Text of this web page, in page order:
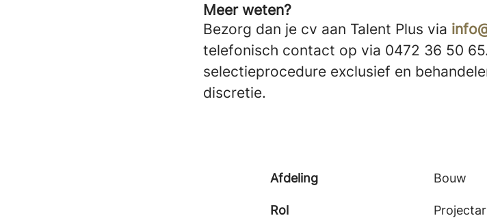
Meer weten?
Bezorg dan je cv aan Talent Plus via
telefonisch contact op via 0472 36 50
selectieprocedure exclusief en
discretie.
Afdeling Bouw
Rol